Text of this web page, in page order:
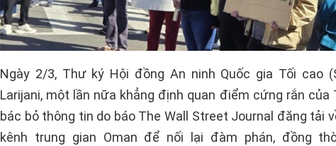
Ngày 2/3, Thư ký Hội đồng An ninh Quốc gia Tối cao
Larijani, một lần nữa khẳng định quan điểm cứng rắn của
bác bỏ thông tin do báo The Wall Street Journal đăng tải
kênh trung gian Oman để nối lại đàm phán, đồng